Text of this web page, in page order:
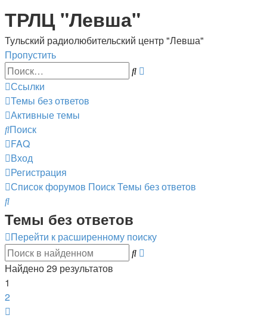
ТРЛЦ "Левша"
Тульский радиолюбительский центр "Левша"
Пропустить
Поиск
Ссылки
Темы без ответов
Активные темы
Поиск
FAQ
Вход
Регистрация
Список форумов ПоискТемы без ответов
Поиск
Темы без ответов
Перейти к расширенному поиску
Поиск
Найдено 29 результатов
1
2